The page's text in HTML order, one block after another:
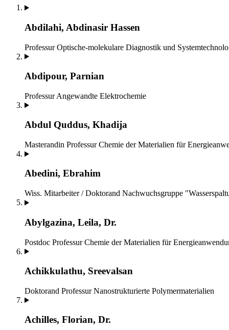
Abdilahi, Abdinasir Hassen
Professur Optische-molekulare Diagnostik und
Abdipour, Parnian
Professur Angewandte Elektrochemie
Abdul Quddus, Khadija
Masterandin Professur Chemie der Materialien für
Abedini, Ebrahim
Wiss. Mitarbeiter / Doktorand Nachwuchsgruppe
Abylgazina, Leila, Dr.
Postdoc Professur Chemie der Materialien für
Achikkulathu, Sreevalsan
Doktorand Professur Nanostrukturierte Polymermaterialien
Achilles, Florian, Dr.